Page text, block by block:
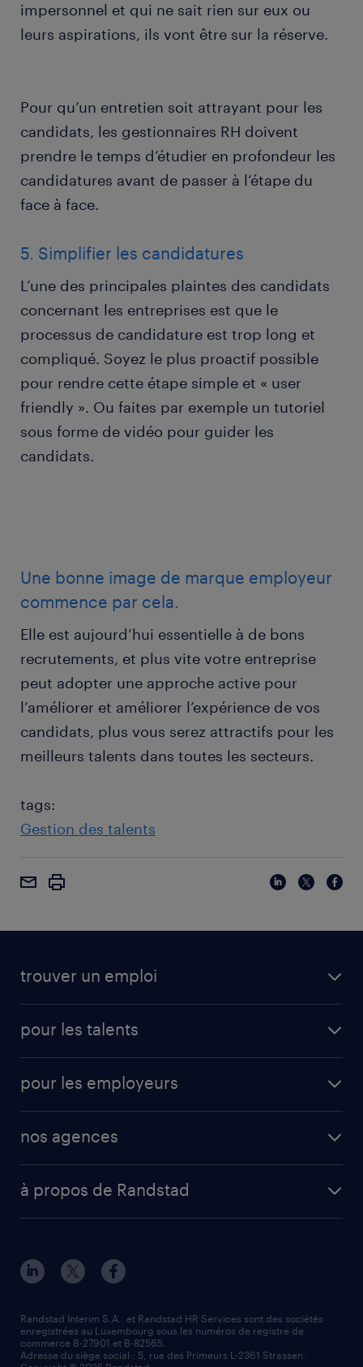
impersonnel et qui ne sait rien sur eux ou
leurs aspirations, ils vont être sur la réserve.
Pour qu’un entretien soit attrayant pour les
candidats, les gestionnaires RH doivent
prendre le temps d’étudier en profondeur les
candidatures avant de passer à l’étape du
face à face.
5. Simplifier les candidatures
L’une des principales plaintes des candidats
concernant les entreprises est que le
processus de candidature est trop long et
compliqué. Soyez le plus proactif possible
pour rendre cette étape simple et « user
friendly ». Ou faites par exemple un tutoriel
sous forme de vidéo pour guider les
candidats.
Une bonne image de marque employeur
commence par cela.
Elle est aujourd’hui essentielle à de bons
recrutements, et plus vite votre entreprise
peut adopter une approche active pour
l’améliorer et améliorer l’expérience de vos
candidats, plus vous serez attractifs pour les
meilleurs talents dans toutes les secteurs.
tags:
Gestion des talents
trouver un emploi
pour les talents
pour les employeurs
nos agences
à propos de Randstad
Randstad Interim S.A. et Randstad HR Services sont des sociétés
enregistrées au Luxembourg sous les numéros de registre de
commerce B-27901 et B-82565.
Adresse du siège social : 5, rue des Primeurs L-2361 Strassen.